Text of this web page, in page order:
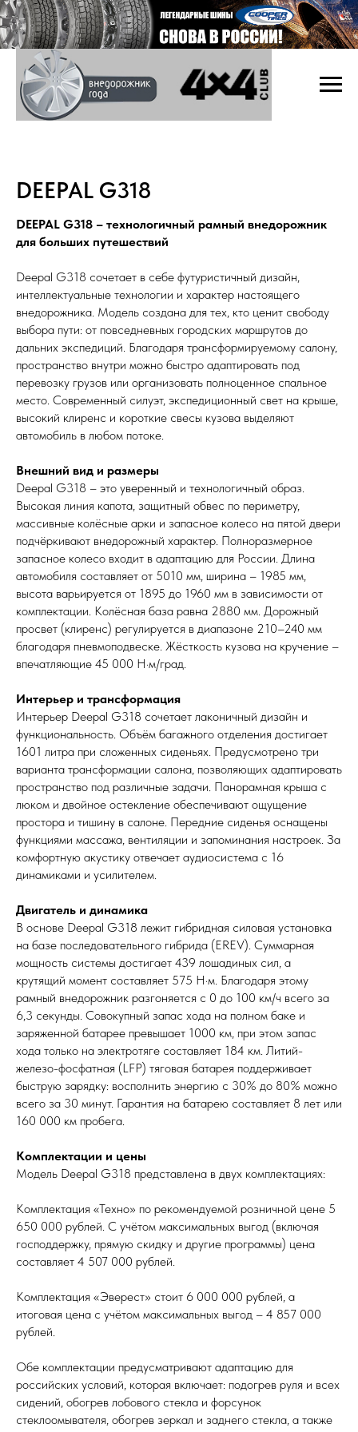
DEEPAL G318
DEEPAL G318 – технологичный рамный внедорожник
для больших путешествий
Deepal G318 сочетает в себе футуристичный дизайн,
интеллектуальные технологии и характер настоящего
внедорожника. Модель создана для тех, кто ценит свободу
выбора пути: от повседневных городских маршрутов до
дальних экспедиций. Благодаря трансформируемому салону,
пространство внутри можно быстро адаптировать под
перевозку грузов или организовать полноценное спальное
место. Современный силуэт, экспедиционный свет на крыше,
высокий клиренс и короткие свесы кузова выделяют
автомобиль в любом потоке.
Внешний вид и размеры
Deepal G318 – это уверенный и технологичный образ.
Высокая линия капота, защитный обвес по периметру,
массивные колёсные арки и запасное колесо на пятой двери
подчёркивают внедорожный характер. Полноразмерное
запасное колесо входит в адаптацию для России. Длина
автомобиля составляет от 5010 мм, ширина – 1985 мм,
высота варьируется от 1895 до 1960 мм в зависимости от
комплектации. Колёсная база равна 2880 мм. Дорожный
просвет (клиренс) регулируется в диапазоне 210–240 мм
благодаря пневмоподвеске. Жёсткость кузова на кручение –
впечатляющие 45 000 Н·м/град.
Интерьер и трансформация
Интерьер Deepal G318 сочетает лаконичный дизайн и
функциональность. Объём багажного отделения достигает
1601 литра при сложенных сиденьях. Предусмотрено три
варианта трансформации салона, позволяющих адаптировать
пространство под различные задачи. Панорамная крыша с
люком и двойное остекление обеспечивают ощущение
простора и тишину в салоне. Передние сиденья оснащены
функциями массажа, вентиляции и запоминания настроек. За
комфортную акустику отвечает аудиосистема с 16
динамиками и усилителем.
Двигатель и динамика
В основе Deepal G318 лежит гибридная силовая установка
на базе последовательного гибрида (EREV). Суммарная
мощность системы достигает 439 лошадиных сил, а
крутящий момент составляет 575 Н·м. Благодаря этому
рамный внедорожник разгоняется с 0 до 100 км/ч всего за
6,3 секунды. Совокупный запас хода на полном баке и
заряженной батарее превышает 1000 км, при этом запас
хода только на электротяге составляет 184 км. Литий-
железо-фосфатная (LFP) тяговая батарея поддерживает
быструю зарядку: восполнить энергию с 30% до 80% можно
всего за 30 минут. Гарантия на батарею составляет 8 лет или
160 000 км пробега.
Комплектации и цены
Модель Deepal G318 представлена в двух комплектациях:
Комплектация «Техно» по рекомендуемой розничной цене 5
650 000 рублей. С учётом максимальных выгод (включая
господдержку, прямую скидку и другие программы) цена
составляет 4 507 000 рублей.
Комплектация «Эверест» стоит 6 000 000 рублей, а
итоговая цена с учётом максимальных выгод – 4 857 000
рублей.
Обе комплектации предусматривают адаптацию для
российских условий, которая включает: подогрев руля и всех
сидений, обогрев лобового стекла и форсунок
стеклоомывателя, обогрев зеркал и заднего стекла, а также